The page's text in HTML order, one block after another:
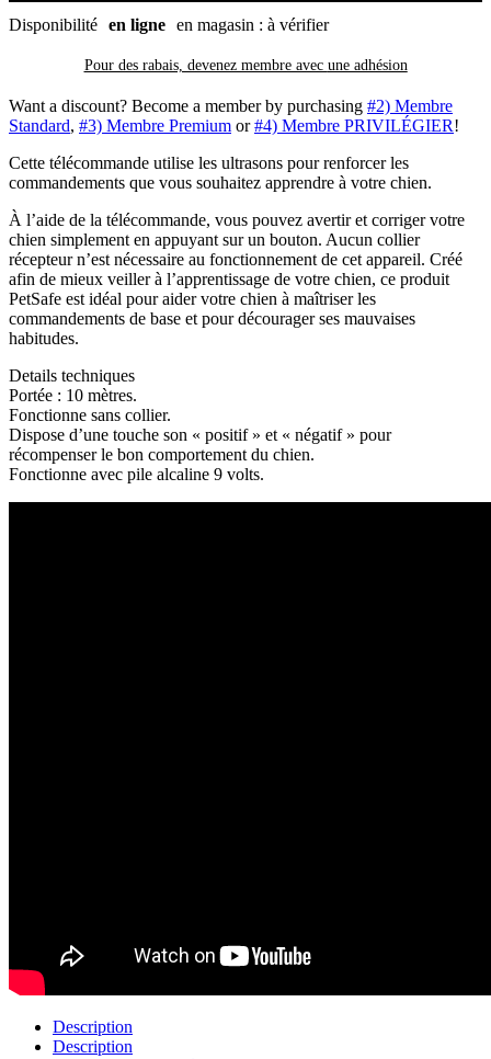
Disponibilité en ligne en magasin : à vérifier
Pour des rabais, devenez membre avec une adhésion
Want a discount? Become a member by purchasing #2) Membre
Standard, #3) Membre Premium or#4) Membre PRIVILÉGIER!
Cette télécommande utilise les ultrasons pour renforcer les
commandements que vous souhaitez apprendre à votre chien.
À l’aide de la télécommande, vous pouvez avertir et corriger votre
chien simplement en appuyant sur un bouton. Aucun collier
récepteur n’est nécessaire au fonctionnement de cet appareil. Créé
afin de mieux veiller à l’apprentissage de votre chien, ce produit
PetSafe est idéal pour aider votre chien à maîtriser les
commandements de base et pour décourager ses mauvaises
habitudes.
Details techniques
Portée : 10 mètres.
Fonctionne sans collier.
Dispose d’une touche son « positif » et « négatif » pour
récompenser le bon comportement du chien.
Fonctionne avec pile alcaline 9 volts.
Description
Description